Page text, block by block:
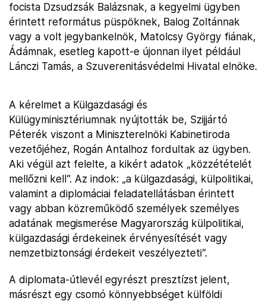
focista Dzsudzsák Balázsnak, a kegyelmi ügyben
érintett református püspöknek, Balog Zoltánnak
vagy a volt jegybankelnök, Matolcsy György fiának,
Ádámnak, esetleg kapott-e újonnan ilyet például
Lánczi Tamás, a Szuverenitásvédelmi Hivatal elnöke.
A kérelmet a Külgazdasági és
Külügyminisztériumnak nyújtották be, Szijjártó
Péterék viszont a Miniszterelnöki Kabinetiroda
vezetőjéhez, Rogán Antalhoz fordultak az ügyben.
Aki végül azt felelte, a kikért adatok „közzétételét
mellőzni kell”. Az indok: „a külgazdasági, külpolitikai,
valamint a diplomáciai feladatellátásban érintett
vagy abban közreműködő személyek személyes
adatának megismerése Magyarország külpolitikai,
külgazdasági érdekeinek érvényesítését vagy
nemzetbiztonsági érdekeit veszélyezteti”.
A diplomata-útlevél egyrészt presztízst jelent,
másrészt egy csomó könnyebbséget külföldi